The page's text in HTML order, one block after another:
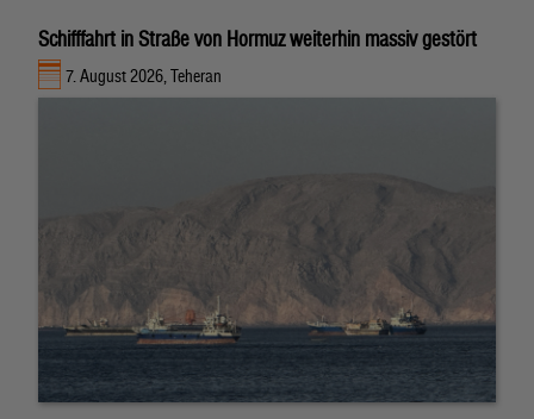
Schifffahrt in Straße von Hormuz weiterhin massiv gestört
7. August 2026, Teheran